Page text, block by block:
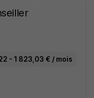
- 1 823,03 € / mois